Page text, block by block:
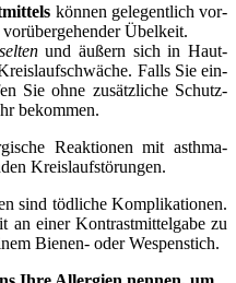
kön­nen ge­­legent­­lich vor­
Übel­­keit.
sel­tenund äußern sich in Haut­­
Falls Sie ein­
Sie ohne zu­­sätzliche Schutz­­
be­­kommen.
Re­­aktionen mit asthma­­
Kreis­­lauf­­störungen.
sind töd­li­che Kom­­pli­­kationen.
an einer Kontrast­­mittel­­gabe zu
Bie­­nen- oder Wespen­­stich.